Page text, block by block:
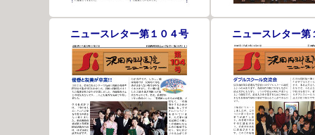
ニュースレター第１０４号 ニュースレター第